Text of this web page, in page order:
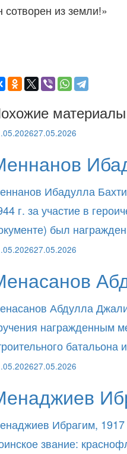
сотворен из земли!»
материалы
27.05.2026
Ибадулла
г. за участие в
был
27.05.2026
Абдулла
награжденным
27.05.2026
Ибрагим,
звание: